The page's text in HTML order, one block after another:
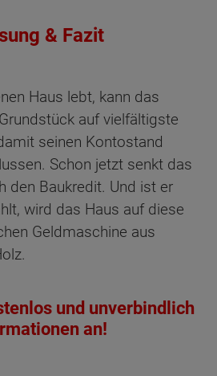
& Fazit
Haus lebt, kann das
auf vielfältigste
seinen Kontostand
Schon jetzt senkt das
den Baukredit. Und ist er
wird das Haus auf diese
Geldmaschine aus
und unverbindlich
an!